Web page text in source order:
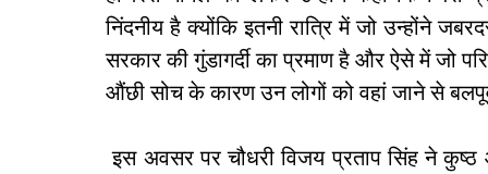
निंदनीय है क्योंकि इतनी रात्रि में जो उन्होंने
सरकार की गुंडागर्दी का प्रमाण है और ऐसे में जो
औंछी सोच के कारण उन लोगों को वहां जाने से
इस अवसर पर चौधरी विजय प्रताप सिंह ने